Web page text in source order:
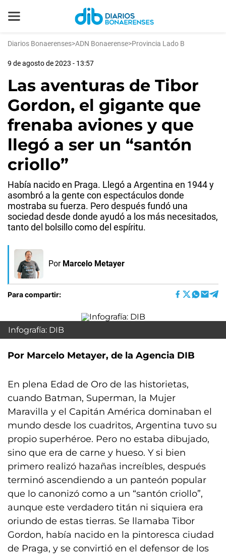
Diarios Bonaerenses>ADN Bonaerense>Provincia Lado B
9 de agosto de 2023 - 13:57
Las aventuras de Tibor
Gordon, el gigante que
frenaba aviones y que
llegó a ser un “santón
criollo”
Había nacido en Praga. Llegó a Argentina en 1944 y
asombró a la gente con espectáculos donde
mostraba su fuerza. Pero después fundó una
sociedad desde donde ayudó a los más necesitados,
tanto del bolsillo como del espíritu.
Por Marcelo Metayer
Para compartir:
Infografía: DIB
Por Marcelo Metayer, de la Agencia DIB
En plena Edad de Oro de las historietas,
cuando Batman, Superman, la Mujer
Maravilla y el Capitán América dominaban el
mundo desde los cuadritos, Argentina tuvo su
propio superhéroe. Pero no estaba dibujado,
sino que era de carne y hueso. Y si bien
primero realizó hazañas increíbles, después
terminó ascendiendo a un panteón popular
que lo canonizó como a un “santón criollo”,
aunque este verdadero titán ni siquiera era
oriundo de estas tierras. Se llamaba Tibor
Gordon, había nacido en la pintoresca ciudad
de Praga, y se convirtió en el defensor de los